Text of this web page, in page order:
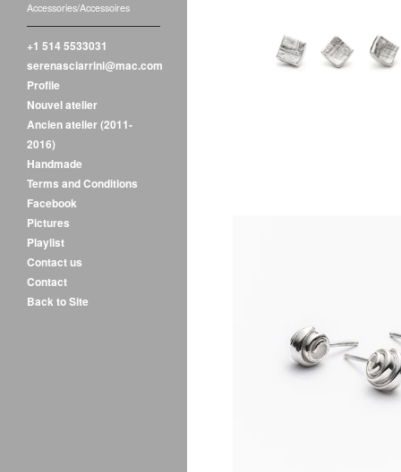
Accessories/Accessoires
+1 514 5533031
serenasciarrini@mac.com
Profile
Nouvel atelier
Ancien atelier (2011-
2016)
Handmade
Terms and Conditions
Facebook
Pictures
Playlist
Contact us
Contact
Back to Site
$
Laurina
$